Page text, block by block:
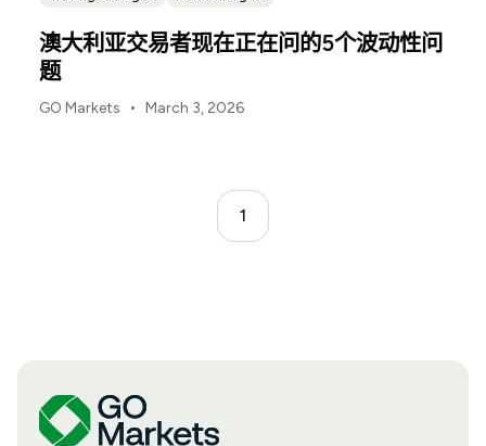
澳大利亚交易者现在正在问的5个波动性问
题
GO Markets • March 3, 2026
1